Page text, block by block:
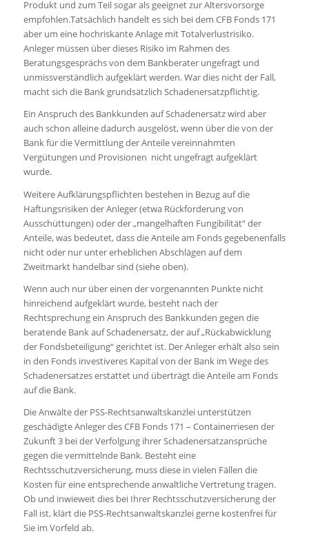
Produkt und zum Teil sogar als geeignet zur Altersvorsorge
empfohlen.Tatsächlich handelt es sich bei dem CFB Fonds 171
aber um eine hochriskante Anlage mit Totalverlustrisiko.
Anleger müssen über dieses Risiko im Rahmen des
Beratungsgesprächs von dem Bankberater ungefragt und
unmissverständlich aufgeklärt werden. War dies nicht der Fall,
macht sich die Bank grundsätzlich Schadenersatzpflichtig.
Ein Anspruch des Bankkunden auf Schadenersatz wird aber
auch schon alleine dadurch ausgelöst, wenn über die von der
Bank für die Vermittlung der Anteile vereinnahmten
Vergütungen und Provisionen nicht ungefragt aufgeklärt
wurde.
Weitere Aufklärungspflichten bestehen in Bezug auf die
Haftungsrisiken der Anleger (etwa Rückforderung von
Ausschüttungen) oder der „mangelhaften Fungibilität“ der
Anteile, was bedeutet, dass die Anteile am Fonds gegebenenfalls
nicht oder nur unter erheblichen Abschlägen auf dem
Zweitmarkt handelbar sind (siehe oben).
Wenn auch nur über einen der vorgenannten Punkte nicht
hinreichend aufgeklärt wurde, besteht nach der
Rechtsprechung ein Anspruch des Bankkunden gegen die
beratende Bank auf Schadenersatz, der auf „Rückabwicklung
der Fondsbeteiligung“ gerichtet ist. Der Anleger erhält also sein
in den Fonds investiveres Kapital von der Bank im Wege des
Schadenersatzes erstattet und überträgt die Anteile am Fonds
auf die Bank.
Die Anwälte der PSS-Rechtsanwaltskanzlei unterstützen
geschädigte Anleger des CFB Fonds 171 – Containerriesen der
Zukunft 3 bei der Verfolgung ihrer Schadenersatzansprüche
gegen die vermittelnde Bank. Besteht eine
Rechtsschutzversicherung, muss diese in vielen Fällen die
Kosten für eine entsprechende anwaltliche Vertretung tragen.
Ob und inwieweit dies bei Ihrer Rechtsschutzversicherung der
Fall ist, klärt die PSS-Rechtsanwaltskanzlei gerne kostenfrei für
Sie im Vorfeld ab.